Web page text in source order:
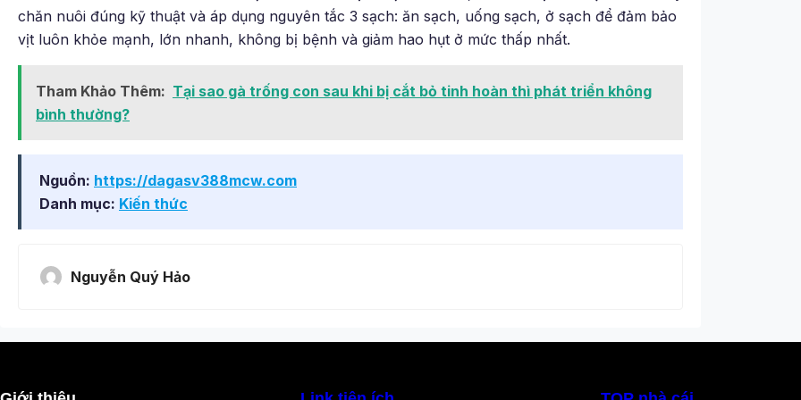
chăn nuôi đúng kỹ thuật và áp dụng nguyên tắc 3 sạch: ăn sạch, uống sạch, ở sạch để đảm bảo
vịt luôn khỏe mạnh, lớn nhanh, không bị bệnh và giảm hao hụt ở mức thấp nhất.
Tham Khảo Thêm: Tại sao gà trống con sau khi bị cắt bỏ tinh hoàn thì phát triển không
bình thường?
Nguồn: https://dagasv388mcw.com
Danh mục: Kiến thức
Nguyễn Quý Hảo